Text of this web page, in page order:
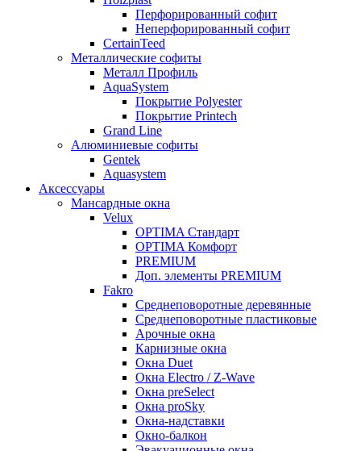
Перфорированный софит
Неперфорированный софит
CertainTeed
Металлические софиты
Металл Профиль
AquaSystem
Покрытие Polyester
Покрытие Printech
Grand Line
Алюминиевые софиты
Gentek
Aquasystem
Аксессуары
Мансардные окна
Velux
OPTIMA Стандарт
OPTIMA Комфорт
PREMIUM
Доп. элементы PREMIUM
Fakro
Cреднеповоротные деревянные
Cреднеповоротные пластиковые
Арочные окна
Карнизные окна
Окна Duet
Окна Electro / Z-Wave
Окна preSelect
Окна proSky
Окна-надставки
Окно-балкон